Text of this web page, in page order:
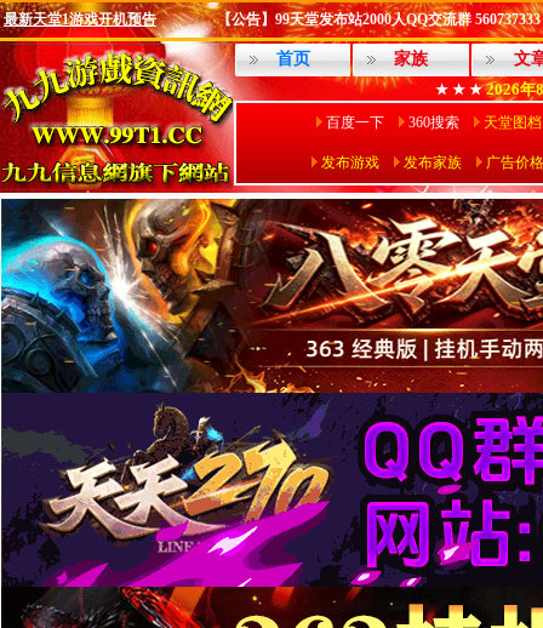
最新天堂1游戏开机预告 【公告】99天堂发布站2000人QQ交流群 560737333
首页 家族 文
★ ★ ★2026年
百度一下 360搜索 天堂图档
发布游戏 发布家族 广告价格